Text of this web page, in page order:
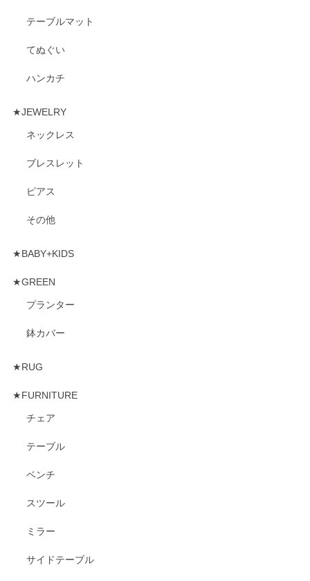
テーブルマット
てぬぐい
ハンカチ
★JEWELRY
ネックレス
ブレスレット
ピアス
その他
★BABY+KIDS
★GREEN
プランター
鉢カバー
★RUG
★FURNITURE
チェア
テーブル
ベンチ
スツール
ミラー
サイドテーブル